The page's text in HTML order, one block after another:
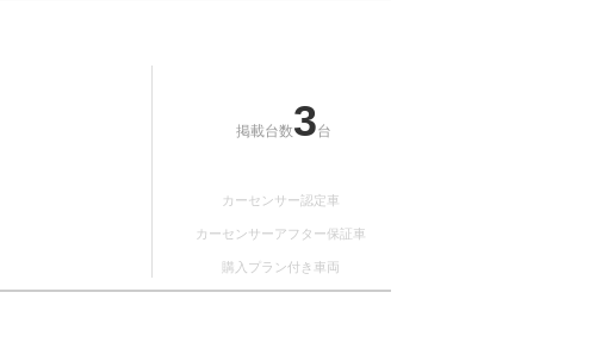
掲載台数3台
カーセンサー認定車
カーセンサーアフター保証車
購入プラン付き車両